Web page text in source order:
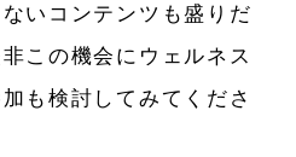
いコンテンツも盛りだ
この機会にウェルネス
も検討してみてくださ